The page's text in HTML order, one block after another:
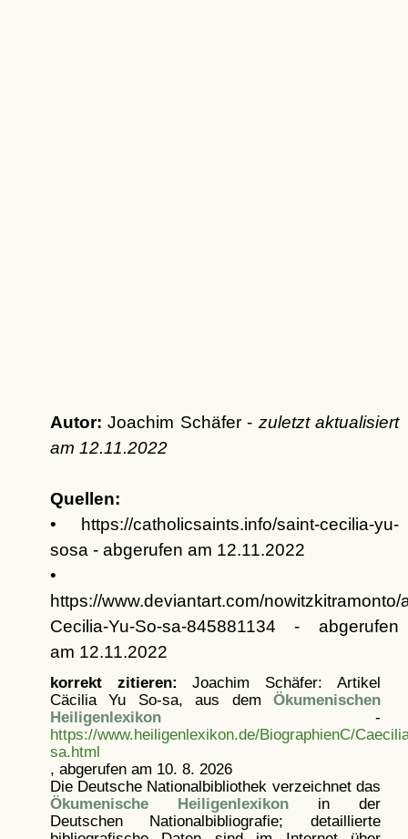
Autor: Joachim Schäfer - zuletzt aktualisiert
am 12.11.2022
Quellen:
• https://catholicsaints.info/saint-cecilia-yu-
sosa - abgerufen am 12.11.2022
•
https://www.deviantart.com/nowitzkitramonto/
Cecilia-Yu-So-sa-845881134 - abgerufen
am 12.11.2022
korrekt zitieren: Joachim Schäfer: Artikel
Cäcilia Yu So-sa, aus dem Ökumenischen
Heiligenlexikon-
https://www.heiligenlexikon.de/BiographienC/
sa.html
, abgerufen am 10. 8. 2026
Die Deutsche Nationalbibliothek verzeichnet das
Ökumenische Heiligenlexikonin der
Deutschen Nationalbibliografie; detaillierte